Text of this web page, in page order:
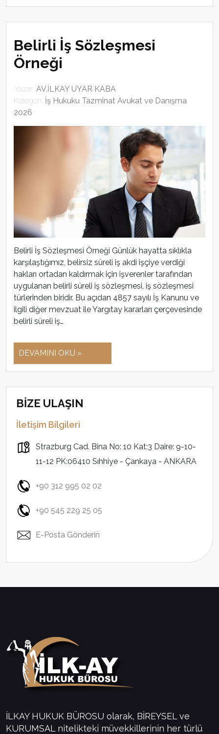
Belirli İş Sözleşmesi
Örneği
Yazar: AV.İLKAY UYAR KABA
Kategori: İş Hukuku Tazminat Avukat ve Danışma
2026
Belirli İş Sözleşmesi Örneği Günlük hayatta sıklıkla
karşılaştığımız, belirsiz süreli iş akdi işçiye verdiği
hakları ortadan kaldırmak için işverenler tarafından
uygulanan belirli süreli iş sözleşmesi, iş sözleşmesi
türlerinden biridir. Bu açıdan 4857 sayılı İş Kanunu ve
ilgili diğer mevzuat ile Yargıtay kararları çerçevesinde
belirli süreli iş…
DEVAMINI OKU »
BİZE ULAŞIN
İletişim Bilgileri
Strazburg Cad. Bina No: 10 Kat:3 Daire: 9-10-
11-12 PK:06410 Sıhhiye - Çankaya - ANKARA
+90 312 995 02 02
+90 545 229 25 05
E-Posta Gönderin
İLKAY HUKUK BÜROSU olarak, BİREYSEL ve
KURUMSAL nitelikteki müvekkillerinin her türlü